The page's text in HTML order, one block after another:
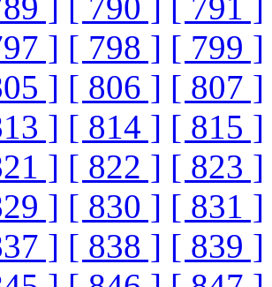
] [ 790 ] [ 791 ]
] [ 798 ] [ 799 ]
] [ 806 ] [ 807 ]
] [ 814 ] [ 815 ]
] [ 822 ] [ 823 ]
] [ 830 ] [ 831 ]
] [ 838 ] [ 839 ]